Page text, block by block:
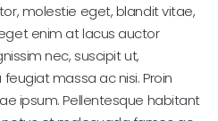
molestie eget, blandit vitae,
enim at lacus auctor
nec, suscipit ut,
massa ac nisi. Proin
ipsum. Pellentesque habitant